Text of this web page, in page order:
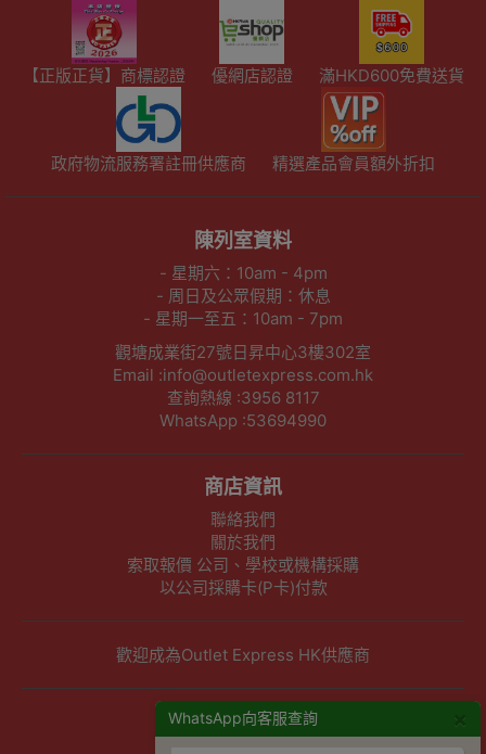
WhatsApp向客服查詢
【正版正貨】商標認證 優網店認證 滿HKD600免費送貨
政府物流服務署註冊供應商 精選產品會員額外折扣
陳列室資料
- 星期六：10am - 4pm
- 周日及公眾假期：休息
- 星期一至五：10am - 7pm
觀塘成業街27號日昇中心3樓302室
Email :info@outletexpress.com.hk
查詢熱線 :3956 8117
WhatsApp :53694990
商店資訊
聯絡我們
關於我們
索取報價 公司、學校或機構採購
以公司採購卡(P卡)付款
歡迎成為Outlet Express HK供應商
其他資訊